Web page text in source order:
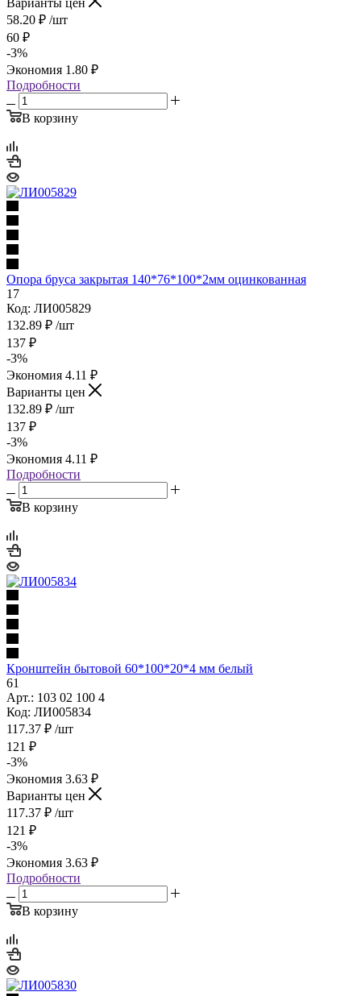
58.20 ₽ /шт
60 ₽
-3%
Экономия 1.80 ₽
Подробности
В корзину
Опора бруса закрытая 140*76*100*2мм оцинкованная
17
Код: ЛИ005829
132.89 ₽ /шт
137 ₽
-3%
Экономия 4.11 ₽
Варианты цен
132.89 ₽ /шт
137 ₽
-3%
Экономия 4.11 ₽
Подробности
В корзину
Кронштейн бытовой 60*100*20*4 мм белый
61
Арт.: 103 02 100 4
Код: ЛИ005834
117.37 ₽ /шт
121 ₽
-3%
Экономия 3.63 ₽
Варианты цен
117.37 ₽ /шт
121 ₽
-3%
Экономия 3.63 ₽
Подробности
В корзину